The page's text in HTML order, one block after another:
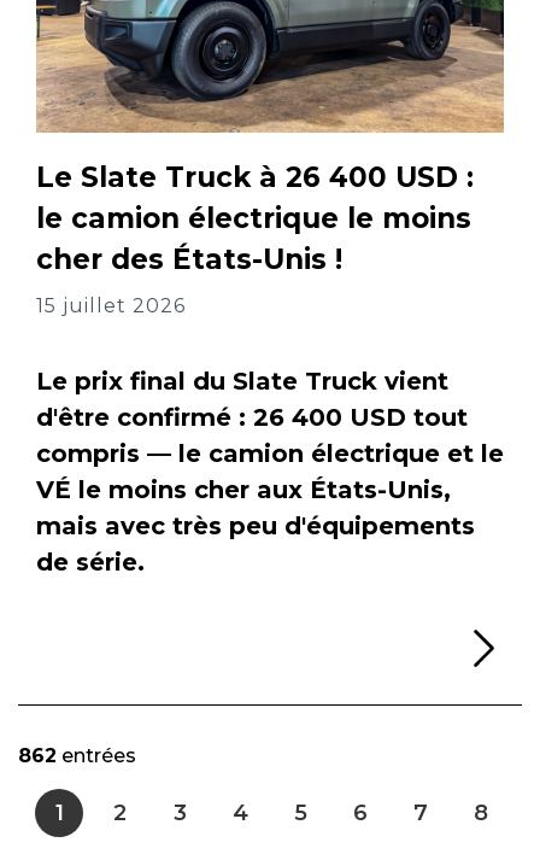
Le Slate Truck à 26 400 USD :
le camion électrique le moins
cher des États-Unis !
15 juillet 2026
Le prix final du Slate Truck vient
d'être confirmé : 26 400 USD tout
compris — le camion électrique et le
VÉ le moins cher aux États-Unis,
mais avec très peu d'équipements
de série.
862 entrées
1 2 3 4 5 6 7 8